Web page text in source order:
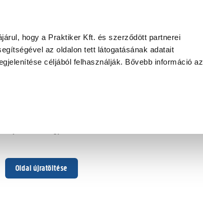
hogy a Praktiker Kft. és szerződött partnerei
az oldalon tett látogatásának adatait
céljából felhasználják. Bővebb információ az
Oldal újratöltése